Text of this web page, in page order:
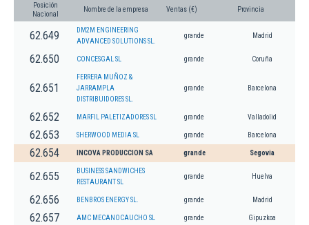
Posición
Nacional
Nombre de la empresa Ventas (€) Provincia
62.649
DM2M ENGINEERING
ADVANCED SOLUTIONS SL.
grande Madrid
62.650 CONCESGAL SL grande Coruña
62.651
FERRERA MUÑOZ &
JARRAMPLA
DISTRIBUIDORES SL.
grande Barcelona
62.652 MARFIL PALETIZADORES SL grande Valladolid
62.653 SHERWOOD MEDIA SL grande Barcelona
62.654 INCOVA PRODUCCION SA grande Segovia
62.655
BUSINESS SANDWICHES
RESTAURANT SL
grande Huelva
62.656 BENBROS ENERGY SL. grande Madrid
62.657 AMC MECANOCAUCHO SL grande Gipuzkoa